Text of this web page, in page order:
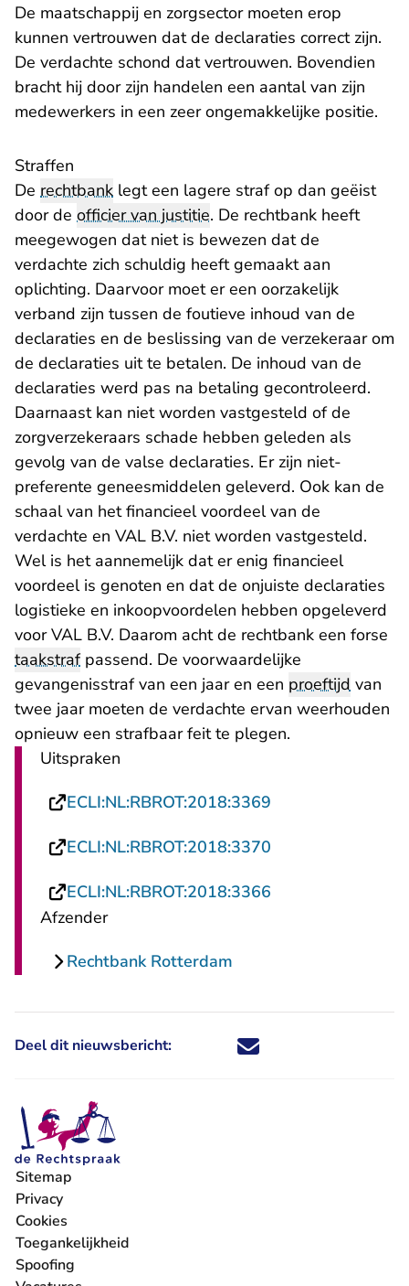
De maatschappij en zorgsector moeten erop
kunnen vertrouwen dat de declaraties correct zijn.
De verdachte schond dat vertrouwen. Bovendien
bracht hij door zijn handelen een aantal van zijn
medewerkers in een zeer ongemakkelijke positie.
Straffen
De rechtbank legt een lagere straf op dan geëist
door de officier van justitie. De rechtbank heeft
meegewogen dat niet is bewezen dat de
verdachte zich schuldig heeft gemaakt aan
oplichting. Daarvoor moet er een oorzakelijk
verband zijn tussen de foutieve inhoud van de
declaraties en de beslissing van de verzekeraar om
de declaraties uit te betalen. De inhoud van de
declaraties werd pas na betaling gecontroleerd.
Daarnaast kan niet worden vastgesteld of de
zorgverzekeraars schade hebben geleden als
gevolg van de valse declaraties. Er zijn niet-
preferente geneesmiddelen geleverd. Ook kan de
schaal van het financieel voordeel van de
verdachte en VAL B.V. niet worden vastgesteld.
Wel is het aannemelijk dat er enig financieel
voordeel is genoten en dat de onjuiste declaraties
logistieke en inkoopvoordelen hebben opgeleverd
voor VAL B.V. Daarom acht de rechtbank een forse
taakstrafpassend. De voorwaardelijke
gevangenisstraf van een jaar en een proeftijd van
twee jaar moeten de verdachte ervan weerhouden
opnieuw een strafbaar feit te plegen.
Uitspraken
ECLI:NL:RBROT:2018:3369
ECLI:NL:RBROT:2018:3370
ECLI:NL:RBROT:2018:3366
Afzender
Rechtbank Rotterdam
Deel dit nieuwsbericht: Deel dit nieuwsbericht via X -
Deel dit nieuwsbericht via
Deel dit nieuwsbericht
Deel dit
Sitemap
Privacy
Cookies
Toegankelijkheid
Spoofing